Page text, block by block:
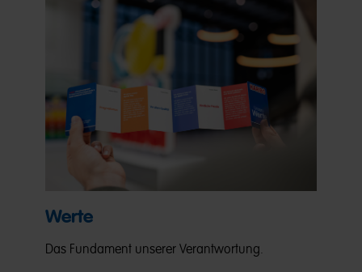
Werte
Das Fundament unserer Verantwortung.